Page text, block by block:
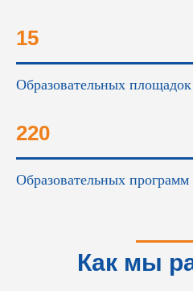
15
Образовательных
220
Образовательных программ
Как мы